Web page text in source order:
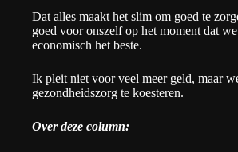
Dat alles maakt het slim om goed te
goed voor onszelf op het moment dat
economisch het beste.
Ik pleit niet voor veel meer geld, maar
gezondheidszorg te koesteren.
Over deze column: